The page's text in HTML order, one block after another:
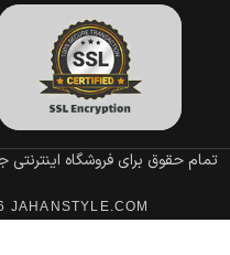
تمام حقوق برای فروشگاه